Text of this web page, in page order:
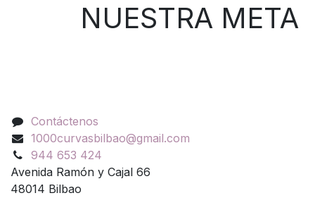
NUESTRA META
Contáctenos
1000curvasbilbao@gmail.com
944 653 424
Avenida Ramón y Cajal 66
48014 Bilbao